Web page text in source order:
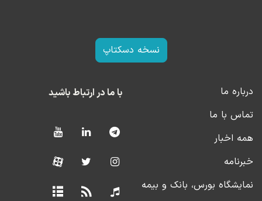
نسخه دسکتاپ
درباره ما
تماس با ما
همه اخبار
خبرنامه
نمایشگاه بورس، بانک و بیمه
با ما در ارتباط باشید